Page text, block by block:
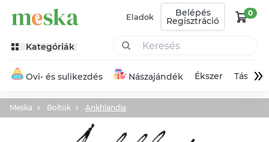
Eladok Belépés
Regisztráció
0
Kategóriák
Ovi- és sulikezdés Nászajándék Ékszer Táska»
Meska Boltok Ankhlandia